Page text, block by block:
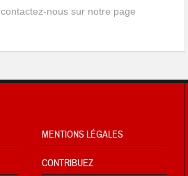
, contactez-nous sur notre page
MENTIONS LÉGALES
CONTRIBUEZ